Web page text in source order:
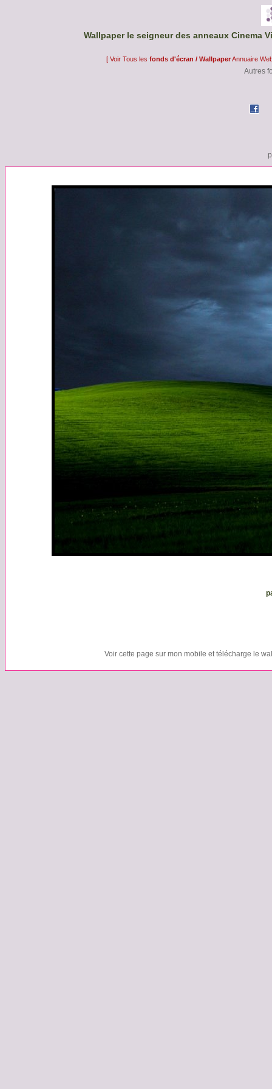
Wallpaper le seigneur des anneaux Cinema
[ Voir Tous les fonds d'écran / WallpaperAnnuaire
Autres
Voir cette page sur mon mobile et télécharge le